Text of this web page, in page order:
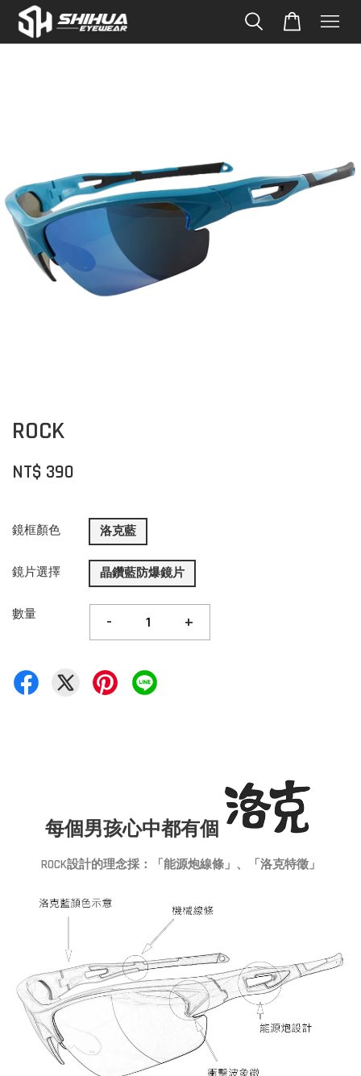
ROCK
NT$ 390
鏡框顏色 洛克藍
鏡片選擇 晶鑽藍防爆鏡片
數量 - +
每個男孩心中都有個
ROCK設計的理念採：「能源炮線條」、「洛克特徵」